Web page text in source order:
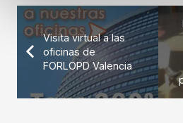
Visita virtual a las
oficinas de
FORLOPD Valencia